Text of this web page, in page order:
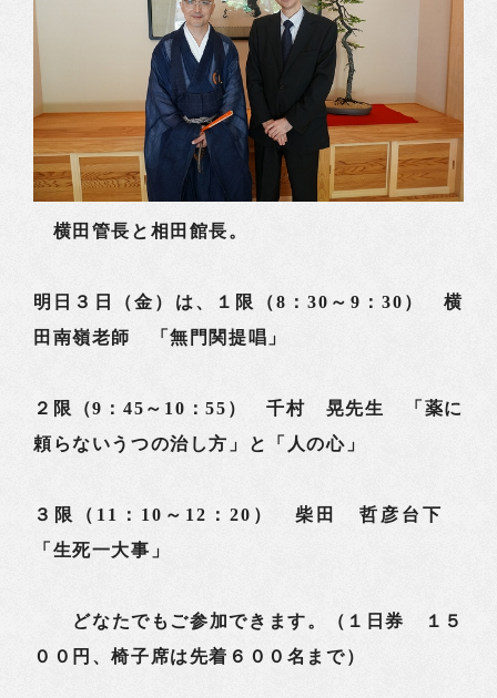
横田管長と相田館長。
明日３日（金）は、１限（8：30～9：30） 横
田南嶺老師 「無門関提唱」
２限（9：45～10：55） 千村 晃先生 「薬に
頼らないうつの治し方」と「人の心」
３限（11：10～12：20） 柴田 哲彦台下
「生死一大事」
どなたでもご参加できます。（１日券 １５
００円、椅子席は先着６００名まで）